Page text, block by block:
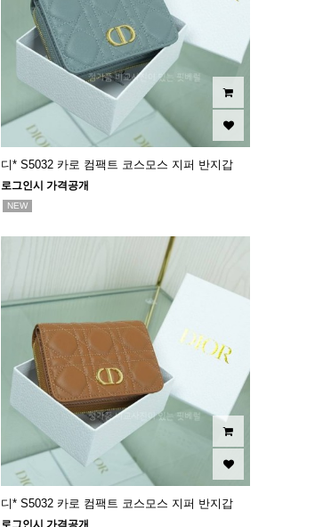
디* S5032 카로 컴팩트 코스모스 지퍼 반지갑
로그인시 가격공개
NEW
디* S5032 카로 컴팩트 코스모스 지퍼 반지갑
로그인시 가격공개